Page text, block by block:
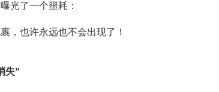
光了一个噩耗：
，也许永远也不会出现了！
失”